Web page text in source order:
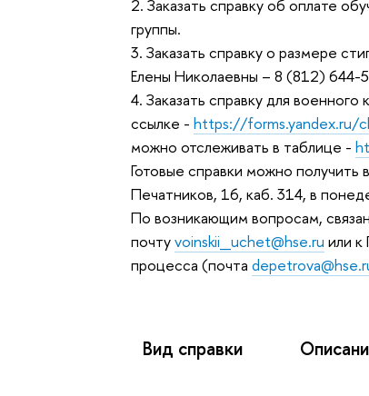
2. Заказать справку об оплате
группы.
3. Заказать справку о размере
Елены Николаевны – 8 (812)
4. Заказать справку для
ссылке -https://forms.yandex.ru/
можно отслеживать в таблице -
Готовые справки можно
Печатников, 16, каб. 314, в
По возникающим вопросам,
почтуvoinskii_uchet@hse.ru или
процесса (почта
Вид справки